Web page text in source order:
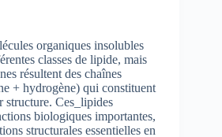
organiques insolubles
classes de lipide, mais
résultent des chaînes
+ hydrogène) qui constituent
structure. Ces_lipides
biologiques importantes,
structurales essentielles en